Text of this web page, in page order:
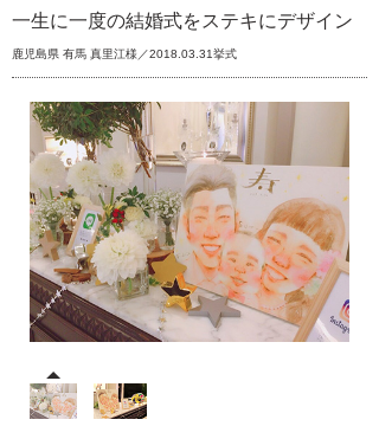
一生に一度の結婚式をステキにデザイン
鹿児島県 有馬 真里江様／2018.03.31挙式